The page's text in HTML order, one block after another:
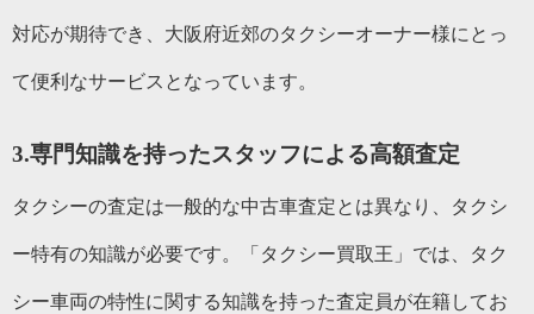
対応が期待でき、大阪府近郊のタクシーオーナー様にとっ
て便利なサービスとなっています。
3.専門知識を持ったスタッフによる高額査定
タクシーの査定は一般的な中古車査定とは異なり、タクシ
ー特有の知識が必要です。「タクシー買取王」では、タク
シー車両の特性に関する知識を持った査定員が在籍してお